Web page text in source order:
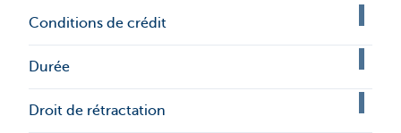
Conditions de crédit
Durée
Droit de rétractation